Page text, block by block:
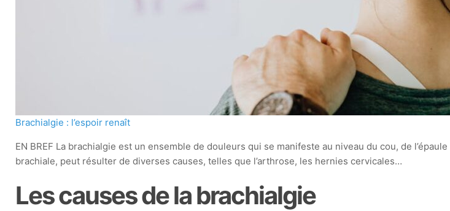
Brachialgie : l’espoir renaît
EN BREF La brachialgie est un ensemble de douleurs qui se manifeste au niveau du cou, de
brachiale, peut résulter de diverses causes, telles que l’arthrose, les hernies cervicales…
Les causes de la brachialgie